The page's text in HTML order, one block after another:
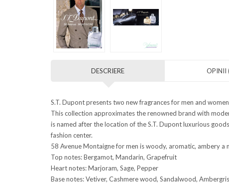
DESCRIERE OPINII
S.T. Dupont presents two new fragrances for men and
This collection approximates the renowned brand with
is named after the location of the S.T. Dupont luxurious
fashion center.
58 Avenue Montaigne for men is woody, aromatic, ambery
Top notes: Bergamot, Mandarin, Grapefruit
Heart notes: Marjoram, Sage, Pepper
Base notes: Vetiver, Cashmere wood, Sandalwood, Ambergris